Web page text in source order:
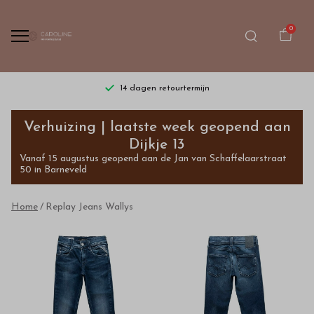
0
14 dagen retourtermijn
Replay
Jeans
Wallys
Bestel
kinderkleding
Verhuizing | laatste week geopend aan
Dijkje 13
Vanaf 15 augustus geopend aan de Jan van Schaffelaarstraat
50 in Barneveld
Home Replay Jeans Wallys